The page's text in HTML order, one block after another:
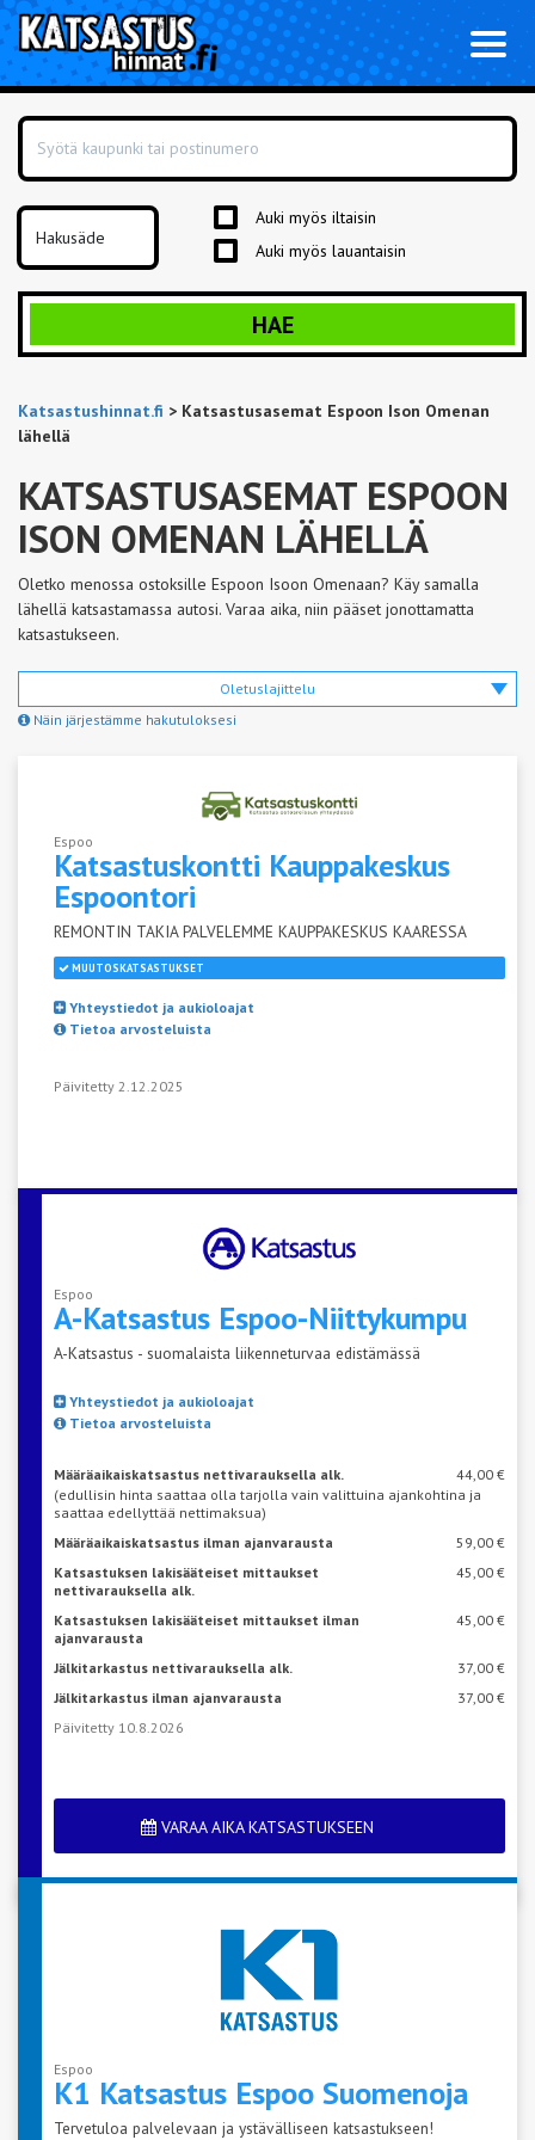
Auki myös iltaisin
Auki myös lauantaisin
HAE
Katsastushinnat.fi > Katsastusasemat Espoon Ison Omenan
lähellä
KATSASTUSASEMAT ESPOON
ISON OMENAN LÄHELLÄ
Oletko menossa ostoksille Espoon Isoon Omenaan? Käy samalla
lähellä katsastamassa autosi. Varaa aika, niin pääset jonottamatta
katsastukseen.
Oletuslajittelu
Näin järjestämme hakutuloksesi
Espoo
Katsastuskontti Kauppakeskus
Espoontori
REMONTIN TAKIA PALVELEMME KAUPPAKESKUS KAARESSA
MUUTOSKATSASTUKSET
Yhteystiedot ja aukioloajat
Tietoa arvosteluista
Päivitetty 2.12.2025
Espoo
A-Katsastus Espoo-Niittykumpu
A-Katsastus - suomalaista liikenneturvaa edistämässä
Yhteystiedot ja aukioloajat
Tietoa arvosteluista
Määräaikaiskatsastus nettivarauksella alk.
44,00 €
(edullisin hinta saattaa olla tarjolla vain valittuina ajankohtina ja
saattaa edellyttää nettimaksua)
Määräaikaiskatsastus ilman ajanvarausta
59,00 €
Katsastuksen lakisääteiset mittaukset
nettivarauksella alk.
45,00 €
Katsastuksen lakisääteiset mittaukset ilman
ajanvarausta
45,00 €
Jälkitarkastus nettivarauksella alk.
37,00 €
Jälkitarkastus ilman ajanvarausta
37,00 €
Päivitetty 10.8.2026
VARAA AIKA KATSASTUKSEEN
Espoo
K1 Katsastus Espoo Suomenoja
Tervetuloa palvelevaan ja ystävälliseen katsastukseen!